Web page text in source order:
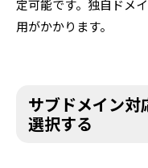
定可能です。独自ドメ
用がかかります。
サブドメイン対
選択する